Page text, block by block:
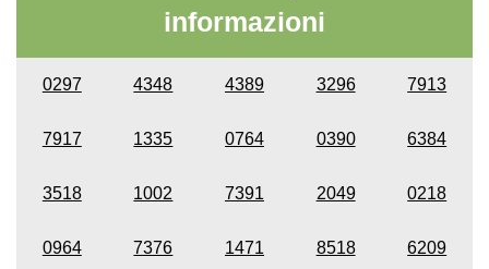
informazioni
0297 4348 4389 3296 7913
7917 1335 0764 0390 6384
3518 1002 7391 2049 0218
0964 7376 1471 8518 6209